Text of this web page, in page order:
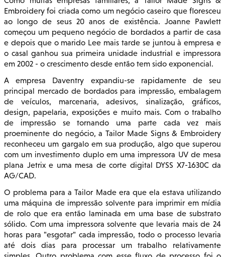
Embroidery foi criada como um negócio caseiro que floresceu
ao longo de seus 20 anos de existência. Joanne Pawlett
começou um pequeno negócio de bordados a partir de casa
e depois que o marido Lee mais tarde se juntou à empresa e
o casal ganhou sua primeira unidade industrial e impressora
em 2002 - o crescimento desde então tem sido exponencial.
A empresa Daventry expandiu-se rapidamente de seu
principal mercado de bordados para impressão, embalagem
de veículos, marcenaria, adesivos, sinalização, gráficos,
design, papelaria, exposições e muito mais. Com o trabalho
de impressão se tornando uma parte cada vez mais
proeminente do negócio, a Tailor Made Signs & Embroidery
reconheceu um gargalo em sua produção, algo que superou
com um investimento duplo em uma impressora UV de mesa
plana Jetrix e uma mesa de corte digital DYSS X7-1630C da
AG/CAD.
O problema para a Tailor Made era que ela estava utilizando
uma máquina de impressão solvente para imprimir em mídia
de rolo que era então laminada em uma base de substrato
sólido. Com uma impressora solvente que levaria mais de 24
horas para "esgotar" cada impressão, todo o processo levaria
até dois dias para processar um trabalho relativamente